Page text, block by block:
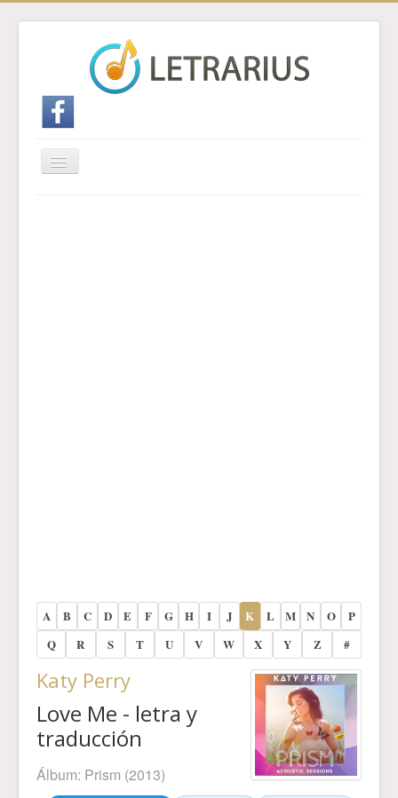
Cambiar
navegación
A B C D E F G H I J K L M N O
P
Q
R S T U V W X Y Z #
Katy Perry
Love Me - letra y
traducción
Álbum: Prism (2013)